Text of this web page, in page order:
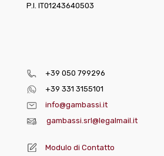
P.I. IT01243640503
+39 050 799296
+39 331 3155101
info@gambassi.it
gambassi.srl@legalmail.it
Modulo di Contatto